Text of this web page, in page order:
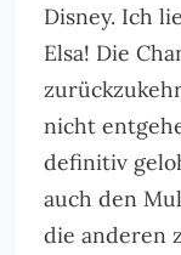
Disney. Ich
Elsa! Die
nicht
definitiv
auch den
die anderen